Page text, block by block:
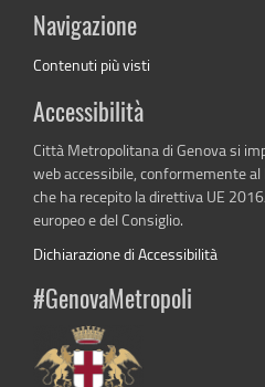
Navigazione
Contenuti più visti
Accessibilità
Città Metropolitana di Genova si
web accessibile, conformemente
che ha recepito la direttiva UE
europeo e del Consiglio.
Dichiarazione di Accessibilità
#GenovaMetropoli